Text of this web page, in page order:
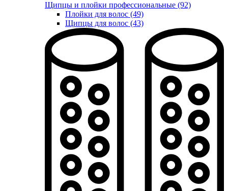
Щипцы и плойки профессиональные (92)
Плойки для волос (49)
Щипцы для волос (43)